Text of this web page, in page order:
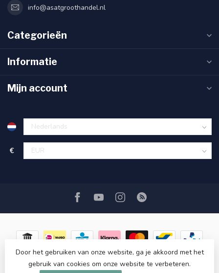
info@asatgroothandel.nl
Categorieën
Informatie
Mijn account
€
Door het gebruiken van onze website, ga je akkoord met het
gebruik van cookies om onze website te verbeteren.